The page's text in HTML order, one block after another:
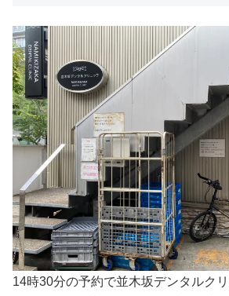
14時30分の予約で並木坂デンタルク